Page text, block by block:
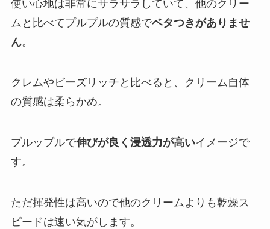
使い心地は非常にサラサラしていて、他のクリー
ムと比べてプルプルの質感でベタつきがありませ
ん。
クレムやビーズリッチと比べると、クリーム自体
の質感は柔らかめ。
プルップルで伸びが良く浸透力が高いイメージで
す。
ただ揮発性は高いので他のクリームよりも乾燥ス
ピードは速い気がします。